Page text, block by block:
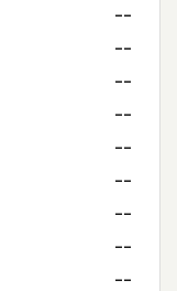
--
--
--
--
--
--
--
--
--